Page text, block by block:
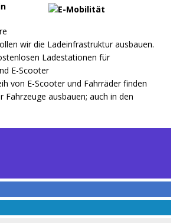
wir die Ladeinfrastruktur ausbauen.
Ladestationen für
E-Scooter
von E-Scooter und Fahrräder finden
Fahrzeuge ausbauen; auch in den